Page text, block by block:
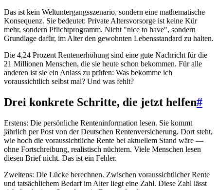
Das ist kein Weltuntergangsszenario, sondern eine mathematische
Konsequenz. Sie bedeutet: Private Altersvorsorge ist keine Kür
mehr, sondern Pflichtprogramm. Nicht "nice to have", sondern
Grundlage dafür, im Alter den gewohnten Lebensstandard zu halten.
Die 4,24 Prozent Rentenerhöhung sind eine gute Nachricht für die
21 Millionen Menschen, die sie heute schon bekommen. Für alle
anderen ist sie ein Anlass zu prüfen: Was bekomme ich
voraussichtlich selbst mal? Und was fehlt?
Drei konkrete Schritte, die jetzt helfen#
Erstens: Die persönliche Renteninformation lesen. Sie kommt
jährlich per Post von der Deutschen Rentenversicherung. Dort steht,
wie hoch die voraussichtliche Rente bei aktuellem Stand wäre —
ohne Fortschreibung, realistisch nüchtern. Viele Menschen lesen
diesen Brief nicht. Das ist ein Fehler.
Zweitens: Die Lücke berechnen. Zwischen voraussichtlicher Rente
und tatsächlichem Bedarf im Alter liegt eine Zahl. Diese Zahl lässt